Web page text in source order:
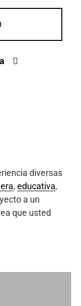
diversas
, educativa,
a un
que usted